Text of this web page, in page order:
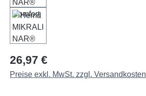
Regulärer Preis:
26,97 €
Preise exkl. MwSt. zzgl. Versandkosten